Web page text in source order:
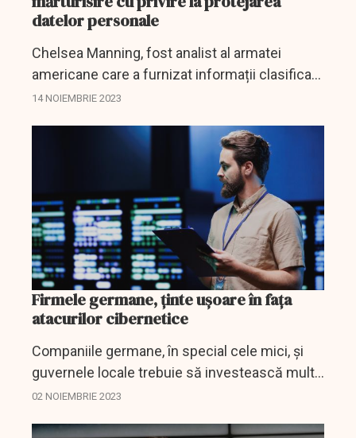
datelor personale
Chelsea Manning, fost analist al armatei
americane care a furnizat informații clasificate
platformei WikiLeaks, a declarat marți că
14 NOIEMBRIE 2023
Firmele germane, ținte ușoare în fața
atacurilor cibernetice
Companiile germane, în special cele mici, și
guvernele locale trebuie să investească mult
mai mult în securitatea cibernetică, deoarece
02 NOIEMBRIE 2023